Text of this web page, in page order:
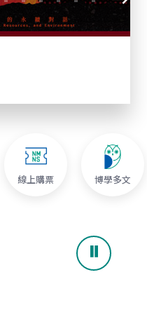
線上購票 博學多文